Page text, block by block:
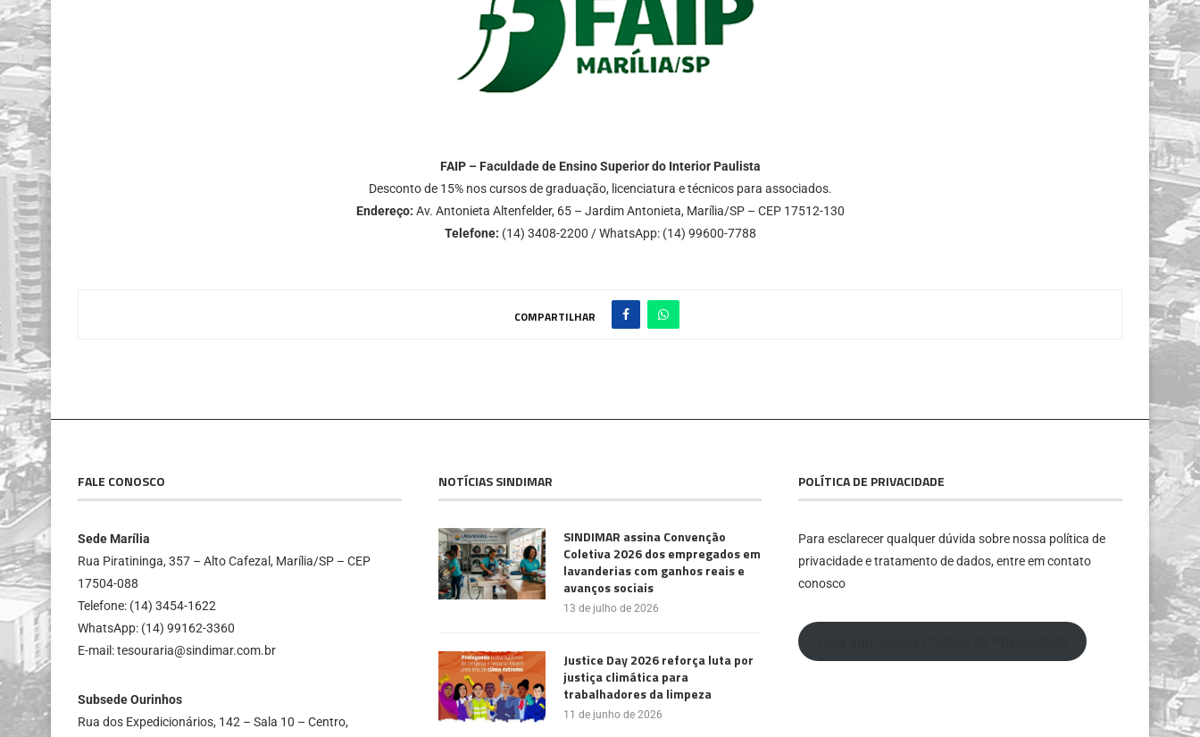
FAIP – Faculdade de Ensino Superior do Interior Paulista
Desconto de 15% nos cursos de graduação, licenciatura e técnicos para associados.
Endereço: Av. Antonieta Altenfelder, 65 – Jardim Antonieta, Marília/SP – CEP 17512-130
Telefone: (14) 3408-2200 / WhatsApp: (14) 99600-7788
COMPARTILHAR
FALE CONOSCO
Sede Marília
Rua Piratininga, 357 – Alto Cafezal, Marília/SP – CEP
17504-088
Telefone: (14) 3454-1622
WhatsApp: (14) 99162-3360
E-mail: tesouraria@sindimar.com.br
Subsede Ourinhos
Rua dos Expedicionários, 142 – Sala 10 – Centro,
NOTÍCIAS SINDIMAR
SINDIMAR assina Convenção
Coletiva 2026 dos empregados em
lavanderias com ganhos reais e
avanços sociais
13 de julho de 2026
Justice Day 2026 reforça luta por
justiça climática para
trabalhadores da limpeza
11 de junho de 2026
POLÍTICA DE PRIVACIDADE
Para esclarecer qualquer dúvida sobre nossa política de
privacidade e tratamento de dados, entre em contato
conosco